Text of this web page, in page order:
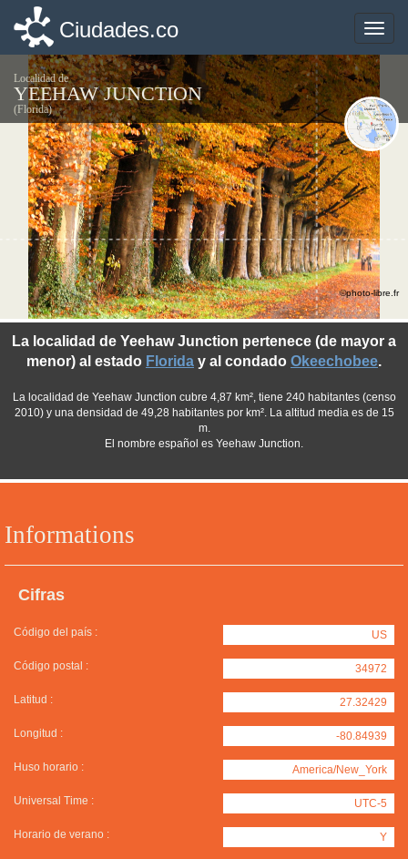
Toggle
Ciudades.co
Localidad de
YEEHAW JUNCTION
(Florida)
Informations
Cifras
Código del país : US
Código postal : 34972
Latitud : 27.32429
Longitud : -80.84939
Huso horario : America/New_York
Universal Time : UTC-5
Horario de verano : Y
La localidad de Yeehaw Junction pertenece (de mayor a
menor) al estado Florida y al condado Okeechobee.
La localidad de Yeehaw Junction cubre 4,87 km², tiene 240 habitantes (censo
2010) y una densidad de 49,28 habitantes por km². La altitud media es de 15
m.
El nombre español es Yeehaw Junction.
©photo-libre.fr
Toggle
Ciudades.co